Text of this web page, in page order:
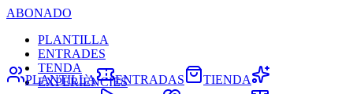
ABONADO
PLANTILLA
ENTRADES
TENDA
EXPERIÈNCIES
PLANTILLA ENTRADAS
TIENDA